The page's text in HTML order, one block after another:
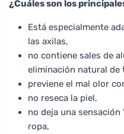
¿Cuáles son los
Está especialmente
las axilas,
no contiene sales de
eliminación natural de
previene el mal olor
no reseca la piel,
no deja una
ropa,